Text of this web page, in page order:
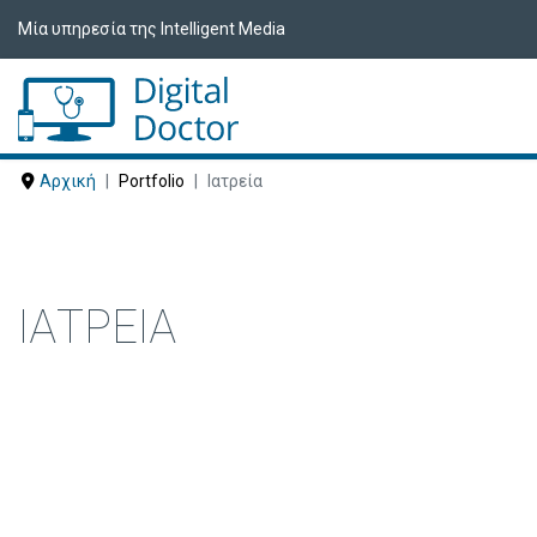
Μία υπηρεσία της Intelligent Media
Αρχική Portfolio Ιατρεία
ΙΑΤΡΕΊΑ